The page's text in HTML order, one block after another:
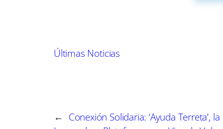
la extensión del impuesto por tres años más,
Últimas Noticias
← Conexión Solidaria: ‘Ayuda Terreta’, la